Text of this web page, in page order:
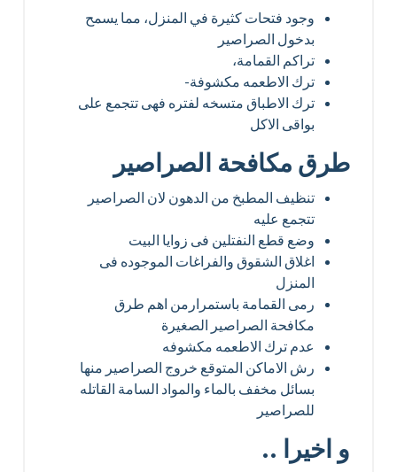
وجود فتحات كثيرة في المنزل، مما يسمح
بدخول الصراصير
تراكم القمامة،
ترك الاطعمه مكشوفة-
ترك الاطباق متسخه لفتره فهى تتجمع على
بواقى الاكل
طرق مكافحة الصراصير
تنظيف المطبخ من الدهون لان الصراصير
تتجمع عليه
وضع قطع النفتلين فى زوايا البيت
اغلاق الشقوق والفراغات الموجوده فى
المنزل
رمى القمامة باستمرارمن اهم طرق
مكافحة الصراصير الصغيرة
عدم ترك الاطعمه مكشوفه
رش الاماكن المتوقع خروج الصراصير منها
بسائل مخفف بالماء والمواد السامة القاتله
للصراصير
و اخيرا ..